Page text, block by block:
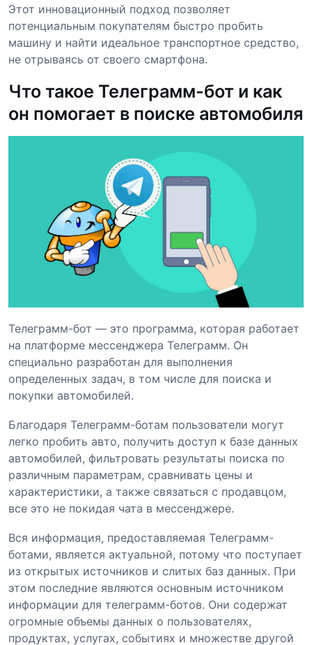
Этот инновационный подход позволяет
потенциальным покупателям быстро пробить
машину и найти идеальное транспортное средство,
не отрываясь от своего смартфона.
Что такое Телеграмм-бот и как
он помогает в поиске автомобиля
Телеграмм-бот — это программа, которая работает
на платформе мессенджера Телеграмм. Он
специально разработан для выполнения
определенных задач, в том числе для поиска и
покупки автомобилей.
Благодаря Телеграмм-ботам пользователи могут
легко пробить авто, получить доступ к базе данных
автомобилей, фильтровать результаты поиска по
различным параметрам, сравнивать цены и
характеристики, а также связаться с продавцом,
все это не покидая чата в мессенджере.
Вся информация, предоставляемая Телеграмм-
ботами, является актуальной, потому что поступает
из открытых источников и слитых баз данных. При
этом последние являются основным источником
информации для телеграмм-ботов. Они содержат
огромные объемы данных о пользователях,
продуктах, услугах, событиях и множестве другой